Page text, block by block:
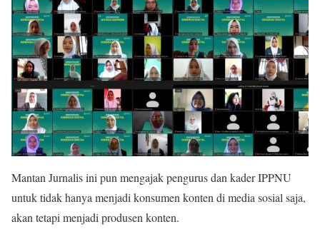
Mantan Jurnalis ini pun mengajak pengurus dan kader IPPNU
untuk tidak hanya menjadi konsumen konten di media sosial saja,
akan tetapi menjadi produsen konten.